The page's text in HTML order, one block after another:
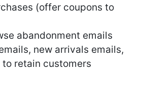
(offer coupons to
abandonment emails
new arrivals emails,
retain customers